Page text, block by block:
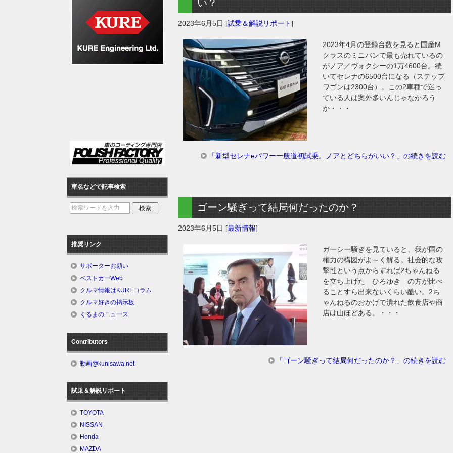
い？
2023年6月5日 [試乗＆解説リポート]
2023年4月の登録台数を見ると国産M
クラスのミニバンで最も売れているの
がノア／ヴォクシーの1万4600台。続
いてセレナの6500台になる（ステップ
ワゴンは2300台）。この2車種で迷っ
ている人は案外多いんじゃなかろう
か・・・
「新型セレナeパワー一般道初試乗。ノアとどちらがいい？」の続きを読む
ゴーン騒ぎって結局何だったのか？
2023年6月5日 [最新情報]
ガーシー騒ぎを見ていると、我が国の
権力の構図がよ～く解る。社会的な攻
撃性という点からすれば2ちゃんねる
を立ち上げた ひろゆき の方が比べ
ることすら出来ないくらい酷い。2ち
ゃんねるのおかげで潰れた飲食店や商
店は山ほどある。・・・
「ゴーン騒ぎって結局何だったのか？」の続きを読む
車名などで記事検索
推奨リンク
サポーターお願い
ベストカーWeb
クルマ情報はKUREコラム
クルマ好きの掲示板
くるまのニュース
Contributors
動画@kunisawa.net
試乗＆解説リポート
TOYOTA
NISSAN
Honda
MAZDA